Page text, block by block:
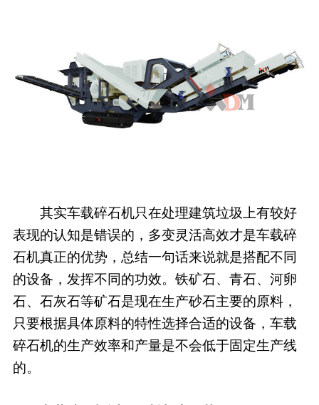
其实车载碎石机只在处理建筑垃圾上有较好
表现的认知是错误的，多变灵活高效才是车载碎
石机真正的优势，总结一句话来说就是搭配不同
的设备，发挥不同的功效。铁矿石、青石、河卵
石、石灰石等矿石是现在生产砂石主要的原料，
只要根据具体原料的特性选择合适的设备，车载
碎石机的生产效率和产量是不会低于固定生产线
的。